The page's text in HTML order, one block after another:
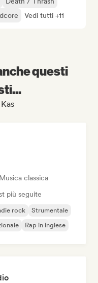
Vedi tutti +11
questi
Musica classica
più seguite
rock
Strumentale
Rap in inglese